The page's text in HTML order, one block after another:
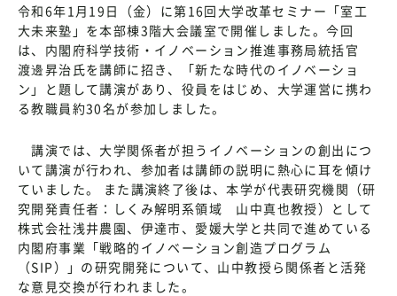
令和6年1月19日（金）に第16回大学改革セミナー「室工
大未来塾」を本部棟3階大会議室で開催しました。今回
は、内閣府科学技術・イノベーション推進事務局統括官
渡邊昇治氏を講師に招き、「新たな時代のイノベーショ
ン」と題して講演があり、役員をはじめ、大学運営に携わ
る教職員約30名が参加しました。
講演では、大学関係者が担うイノベーションの創出につ
いて講演が行われ、参加者は講師の説明に熱心に耳を傾け
ていました。 また講演終了後は、本学が代表研究機関（研
究開発責任者：しくみ解明系領域 山中真也教授）として
株式会社浅井農園、伊達市、愛媛大学と共同で進めている
内閣府事業「戦略的イノベーション創造プログラム
（SIP）」の研究開発について、山中教授ら関係者と活発
な意見交換が行われました。